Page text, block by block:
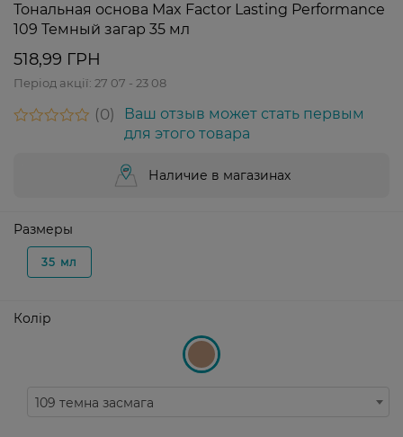
Тональная основа Max Factor Lasting Performance
109 Темный загар 35 мл
518,99 ГРН
Період акції: 27 07 - 23 08
0
Ваш отзыв может стать первым
для этого товара
Наличие в магазинах
Размеры
35 мл
Колір
109 темна засмага